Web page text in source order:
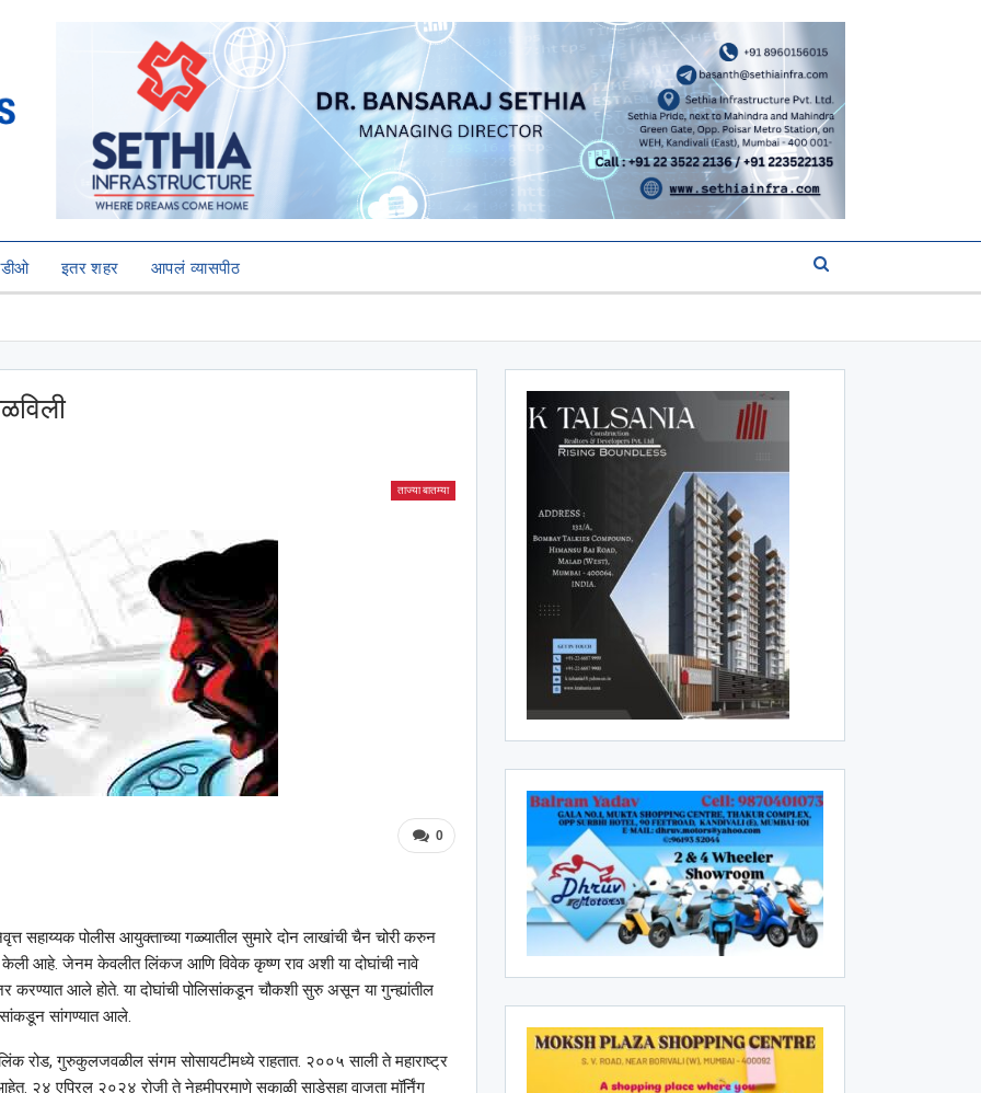
इतर शहर आपलं व्यासपीठ
ताज्या बातम्या
0
सहाय्यक पोलीस आयुक्ताच्या गळ्यातील सुमारे दोन लाखांची चैन चोरी करुन
आहे. जेनम केवलीत लिंकज आणि विवेक कृष्ण राव अशी या दोघांची नावे
आले होते. या दोघांची पोलिसांकडून चौकशी सुरु असून या गुन्ह्यांतील
सांगण्यात आले.
रोड, गुरुकुलजवळील संगम सोसायटीमध्ये राहतात. २००५ साली ते महाराष्ट्र
२४ एप्रिल २०२४ रोजी ते नेहमीप्रमाणे सकाळी साडेसहा वाजता मॉर्निंग